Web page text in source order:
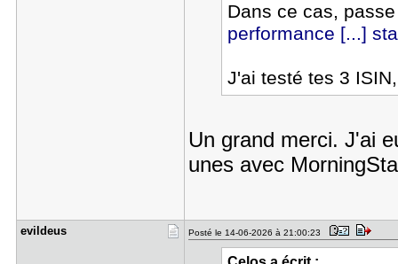
Dans ce cas,
performance [...]
J'ai testé tes 3
Un grand merci. J'ai
unes avec
evildeus Posté le 14-06-2026 à 21:00:23